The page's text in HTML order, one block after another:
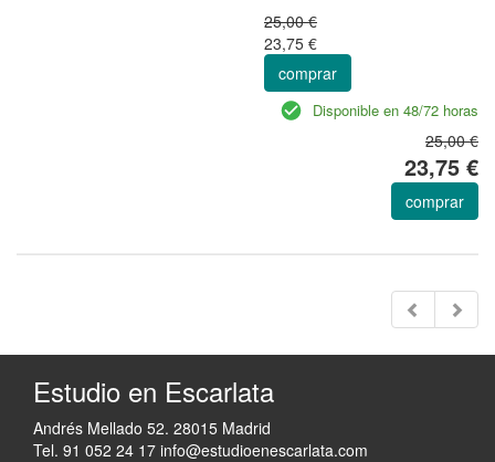
25,00 €
23,75 €
comprar
Disponible en 48/72 horas
25,00 €
23,75 €
comprar
Estudio en Escarlata
Andrés Mellado 52. 28015 Madrid
Tel. 91 052 24 17 info@estudioenescarlata.com